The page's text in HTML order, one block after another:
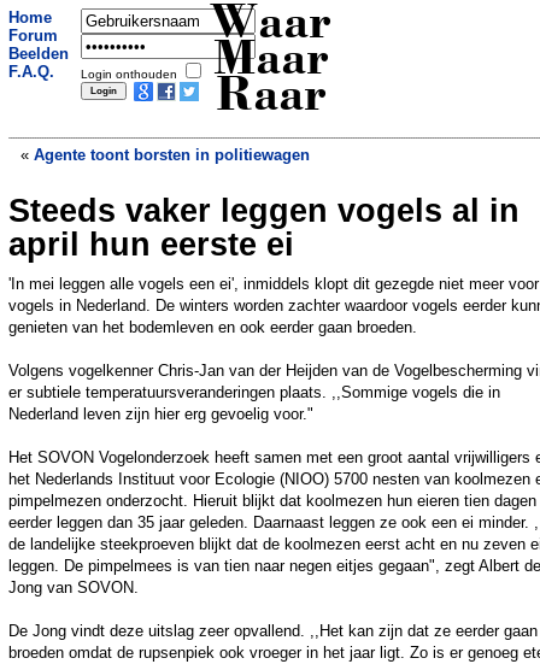
Home
Forum
Beelden
F.A.Q.
Login onthouden
Waar
Maar
Raar
« Agente toont borsten in politiewagen
Deze fles deed er 108 jaar, 4 maanden
en 18 dagen over voordat hij werd
gevonden
Steeds vaker leggen vogels al in
april hun eerste ei
'In mei leggen alle vogels een ei', inmiddels klopt dit gezegde niet meer
vogels in Nederland. De winters worden zachter waardoor vogels eerder
genieten van het bodemleven en ook eerder gaan broeden.
Volgens vogelkenner Chris-Jan van der Heijden van de Vogelbescherming
er subtiele temperatuursveranderingen plaats. ,,Sommige vogels die in
Nederland leven zijn hier erg gevoelig voor."
Het SOVON Vogelonderzoek heeft samen met een groot aantal vrijwilligers
het Nederlands Instituut voor Ecologie (NIOO) 5700 nesten van koolmezen
pimpelmezen onderzocht. Hieruit blijkt dat koolmezen hun eieren tien dagen
eerder leggen dan 35 jaar geleden. Daarnaast leggen ze ook een ei minder.
de landelijke steekproeven blijkt dat de koolmezen eerst acht en nu zeven
leggen. De pimpelmees is van tien naar negen eitjes gegaan", zegt Albert de
Jong van SOVON.
De Jong vindt deze uitslag zeer opvallend. ,,Het kan zijn dat ze eerder gaan
broeden omdat de rupsenpiek ook vroeger in het jaar ligt. Zo is er genoeg